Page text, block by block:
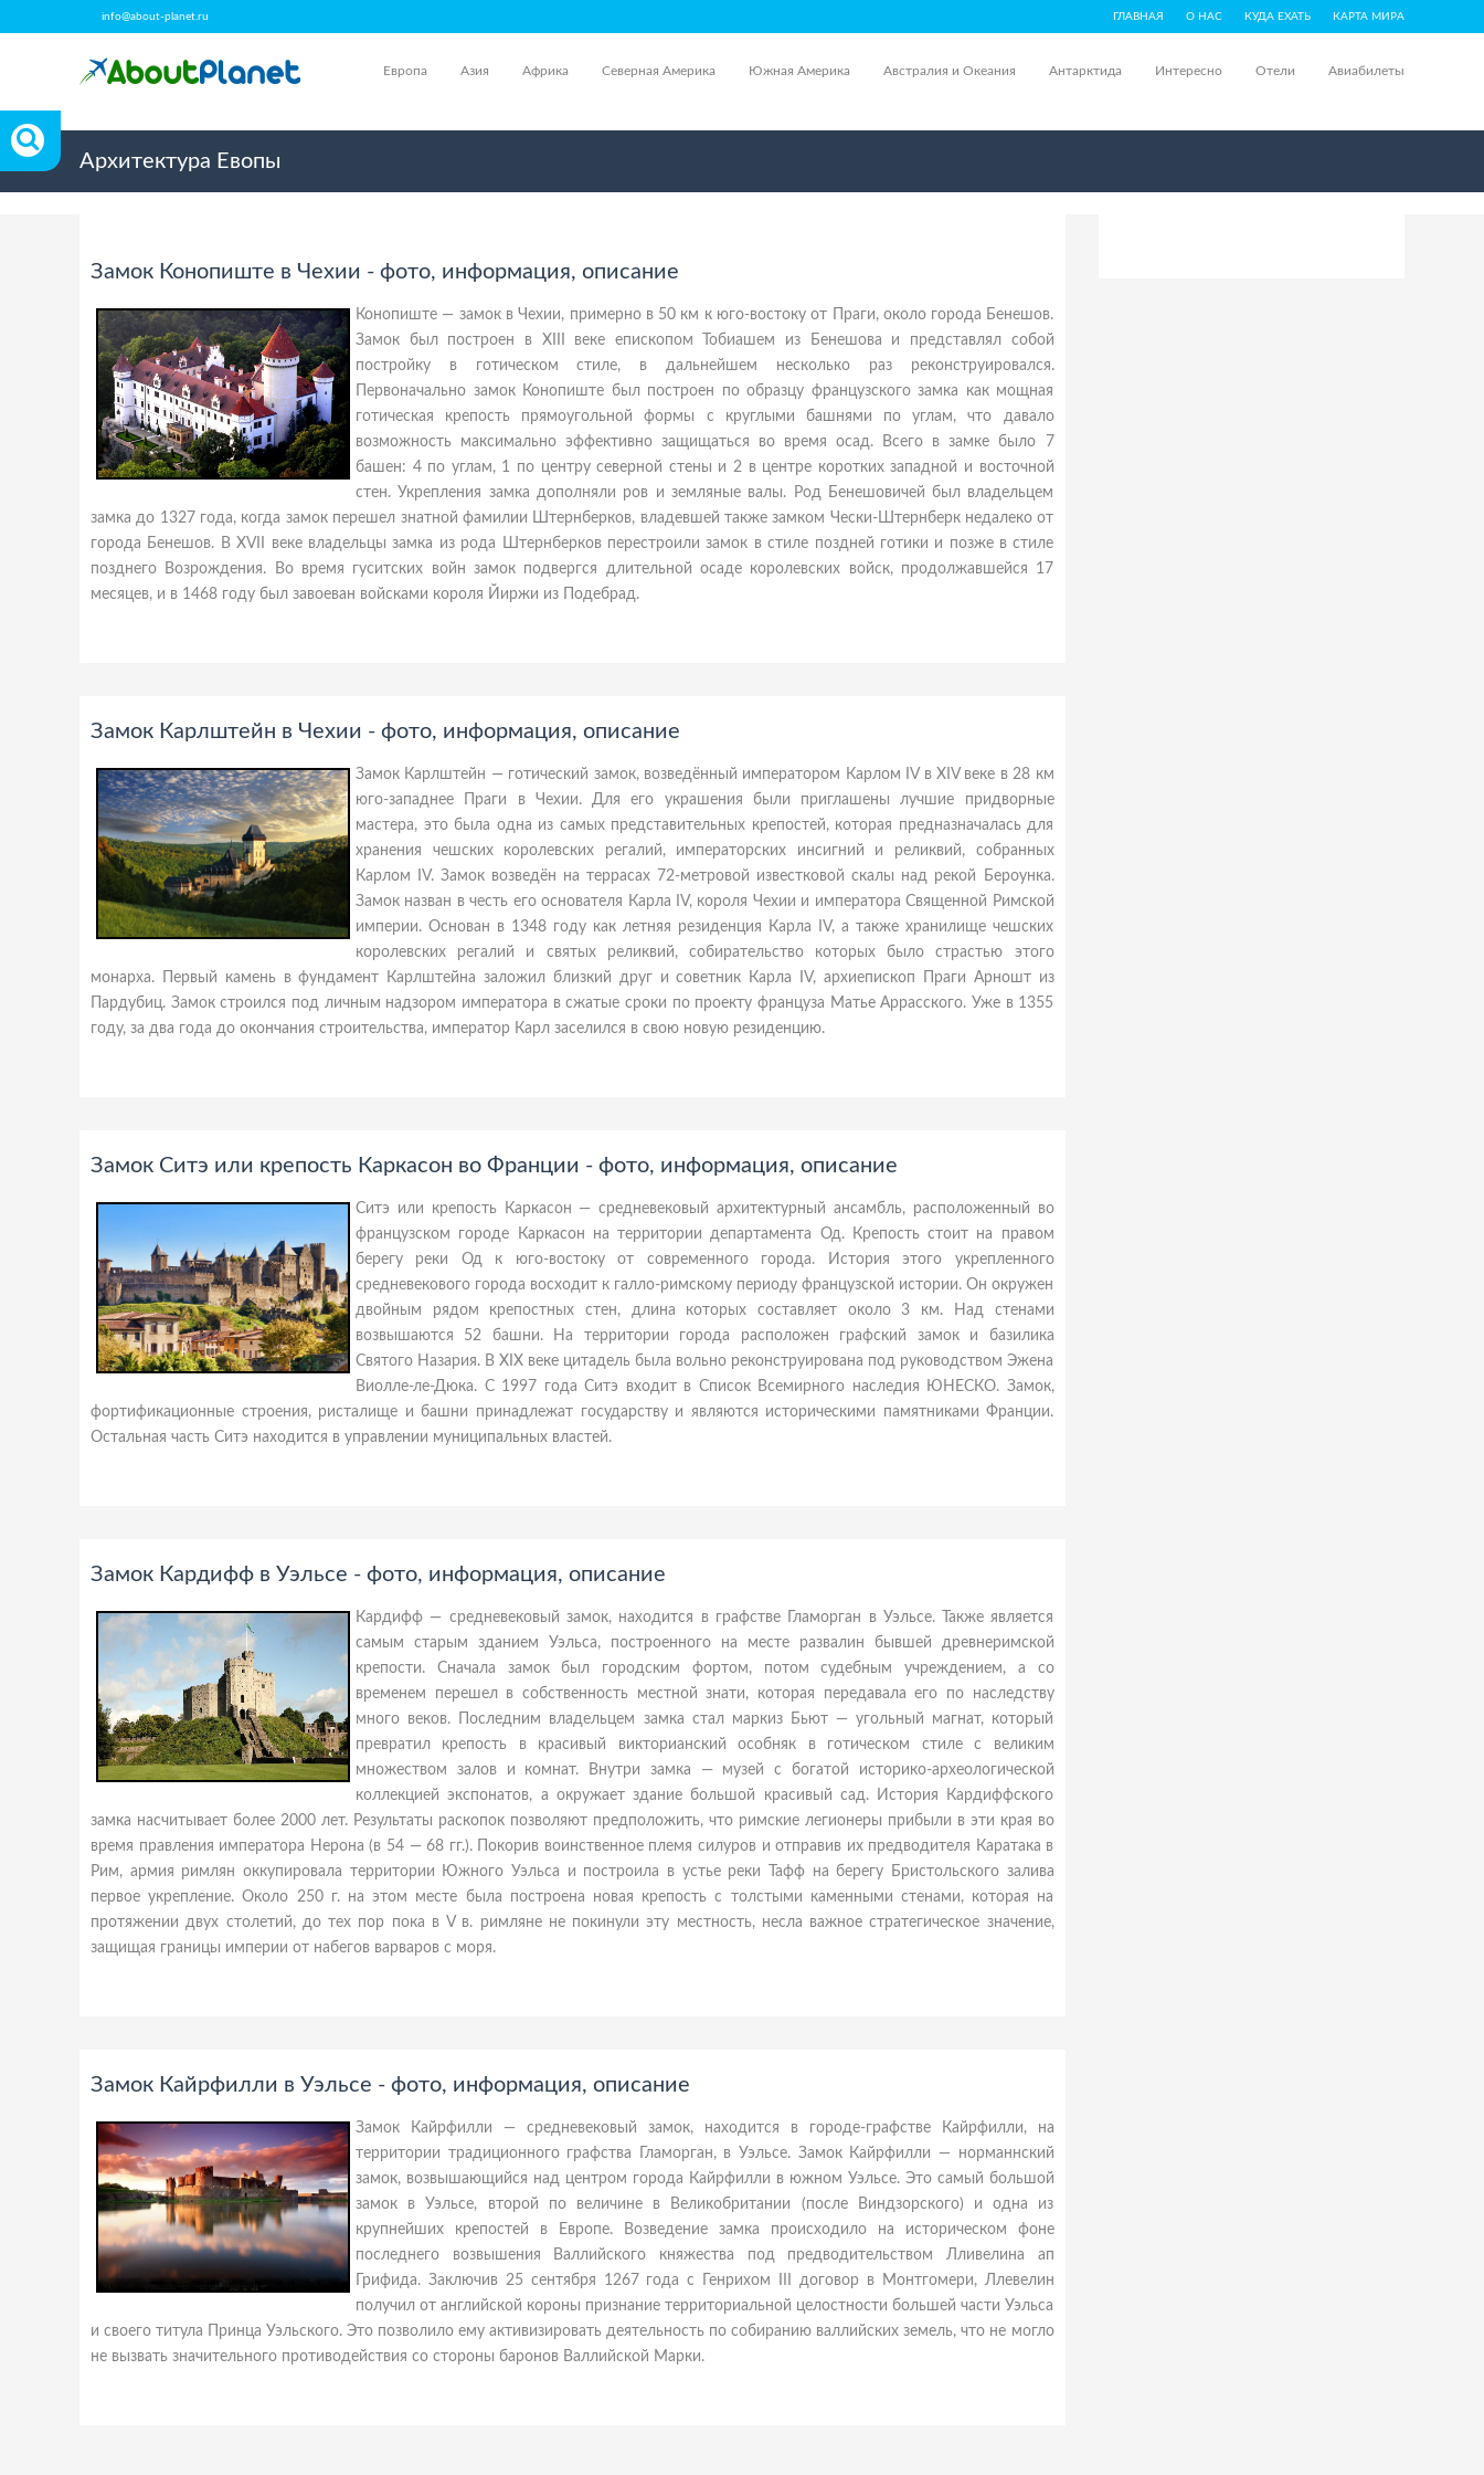
info@about-planet.ru ГЛАВНАЯ О НАС КУДА ЕХАТЬ КАРТА МИРА
Европа Азия Африка Северная Америка Южная Америка Австралия и Океания Антарктида Интересно Отели Авиабилеты
Архитектура Евопы
Замок Конопиште в Чехии - фото, информация, описание
Конопиште — замок в Чехии, примерно в 50 км к юго-востоку от Праги, около города Бенешов.
Замок был построен в XIII веке епископом Тобиашем из Бенешова и представлял собой
постройку в готическом стиле, в дальнейшем несколько раз реконструировался.
Первоначально замок Конопиште был построен по образцу французского замка как мощная
готическая крепость прямоугольной формы с круглыми башнями по углам, что давало
возможность максимально эффективно защищаться во время осад. Всего в замке было 7
башен: 4 по углам, 1 по центру северной стены и 2 в центре коротких западной и восточной
стен. Укрепления замка дополняли ров и земляные валы. Род Бенешовичей был владельцем
замка до 1327 года, когда замок перешел знатной фамилии Штернберков, владевшей также замком Чески-Штернберк недалеко от
города Бенешов. В XVII веке владельцы замка из рода Штернберков перестроили замок в стиле поздней готики и позже в стиле
позднего Возрождения. Во время гуситских войн замок подвергся длительной осаде королевских войск, продолжавшейся 17
месяцев, и в 1468 году был завоеван войсками короля Йиржи из Подебрад.
Замок Карлштейн в Чехии - фото, информация, описание
Замок Карлштейн — готический замок, возведённый императором Карлом IV в XIV веке в 28 км
юго-западнее Праги в Чехии. Для его украшения были приглашены лучшие придворные
мастера, это была одна из самых представительных крепостей, которая предназначалась для
хранения чешских королевских регалий, императорских инсигний и реликвий, собранных
Карлом IV. Замок возведён на террасах 72-метровой известковой скалы над рекой Бероунка.
Замок назван в честь его основателя Карла IV, короля Чехии и императора Священной Римской
империи. Основан в 1348 году как летняя резиденция Карла IV, а также хранилище чешских
королевских регалий и святых реликвий, собирательство которых было страстью этого
монарха. Первый камень в фундамент Карлштейна заложил близкий друг и советник Карла IV, архиепископ Праги Арношт из
Пардубиц. Замок строился под личным надзором императора в сжатые сроки по проекту француза Матье Аррасского. Уже в 1355
году, за два года до окончания строительства, император Карл заселился в свою новую резиденцию.
Замок Ситэ или крепость Каркасон во Франции - фото, информация, описание
Ситэ или крепость Каркасон — средневековый архитектурный ансамбль, расположенный во
французском городе Каркасон на территории департамента Од. Крепость стоит на правом
берегу реки Од к юго-востоку от современного города. История этого укрепленного
средневекового города восходит к галло-римскому периоду французской истории. Он окружен
двойным рядом крепостных стен, длина которых составляет около 3 км. Над стенами
возвышаются 52 башни. На территории города расположен графский замок и базилика
Святого Назария. В XIX веке цитадель была вольно реконструирована под руководством Эжена
Виолле-ле-Дюка. С 1997 года Ситэ входит в Список Всемирного наследия ЮНЕСКО. Замок,
фортификационные строения, ристалище и башни принадлежат государству и являются историческими памятниками Франции.
Остальная часть Ситэ находится в управлении муниципальных властей.
Замок Кардифф в Уэльсе - фото, информация, описание
Кардифф — средневековый замок, находится в графстве Гламорган в Уэльсе. Также является
самым старым зданием Уэльса, построенного на месте развалин бывшей древнеримской
крепости. Сначала замок был городским фортом, потом судебным учреждением, а со
временем перешел в собственность местной знати, которая передавала его по наследству
много веков. Последним владельцем замка стал маркиз Бьют — угольный магнат, который
превратил крепость в красивый викторианский особняк в готическом стиле с великим
множеством залов и комнат. Внутри замка — музей с богатой историко-археологической
коллекцией экспонатов, а окружает здание большой красивый сад. История Кардиффского
замка насчитывает более 2000 лет. Результаты раскопок позволяют предположить, что римские легионеры прибыли в эти края во
время правления императора Нерона (в 54 — 68 гг.). Покорив воинственное племя силуров и отправив их предводителя Каратака в
Рим, армия римлян оккупировала территории Южного Уэльса и построила в устье реки Тафф на берегу Бристольского залива
первое укрепление. Около 250 г. на этом месте была построена новая крепость с толстыми каменными стенами, которая на
протяжении двух столетий, до тех пор пока в V в. римляне не покинули эту местность, несла важное стратегическое значение,
защищая границы империи от набегов варваров с моря.
Замок Кайрфилли в Уэльсе - фото, информация, описание
Замок Кайрфилли — средневековый замок, находится в городе-графстве Кайрфилли, на
территории традиционного графства Гламорган, в Уэльсе. Замок Кайрфилли — норманнский
замок, возвышающийся над центром города Кайрфилли в южном Уэльсе. Это самый большой
замок в Уэльсе, второй по величине в Великобритании (после Виндзорского) и одна из
крупнейших крепостей в Европе. Возведение замка происходило на историческом фоне
последнего возвышения Валлийского княжества под предводительством Лливелина ап
Грифида. Заключив 25 сентября 1267 года с Генрихом III договор в Монтгомери, Ллевелин
получил от английской короны признание территориальной целостности большей части Уэльса
и своего титула Принца Уэльского. Это позволило ему активизировать деятельность по собиранию валлийских земель, что не могло
не вызвать значительного противодействия со стороны баронов Валлийской Марки.